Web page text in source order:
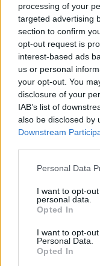
processing of your
targeted advertising
section to confirm
opt-out request is
interest-based ads
us or personal
your opt-out. You
disclosure of your
IAB’s list of
also be disclosed by
Downstream
Please note that
not limited to your
grant or deny
use your data for
consent section.
Personal Data
I want to opt-
personal data.
Opted In
I want to opt-
Personal Data.
Opted In
24/AUG/24 15:55
Ο Μάρκο Μπελινέλι
αγωνιστική
Ούτε η ηλικία, ούτε
της ιταλικής...